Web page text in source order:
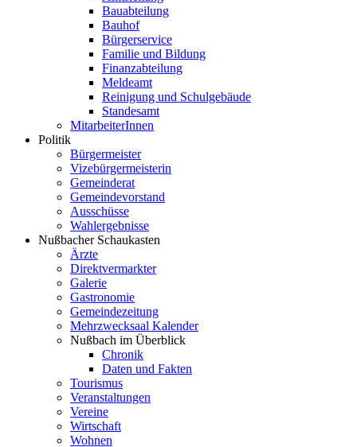
Bauabteilung
Bauhof
Bürgerservice
Familie und Bildung
Finanzabteilung
Meldeamt
Reinigung und Schulgebäude
Standesamt
MitarbeiterInnen
Politik
Bürgermeister
Vizebürgermeisterin
Gemeinderat
Gemeindevorstand
Ausschüsse
Wahlergebnisse
Nußbacher Schaukasten
Ärzte
Direktvermarkter
Galerie
Gastronomie
Gemeindezeitung
Mehrzwecksaal Kalender
Nußbach im Überblick
Chronik
Daten und Fakten
Tourismus
Veranstaltungen
Vereine
Wirtschaft
Wohnen